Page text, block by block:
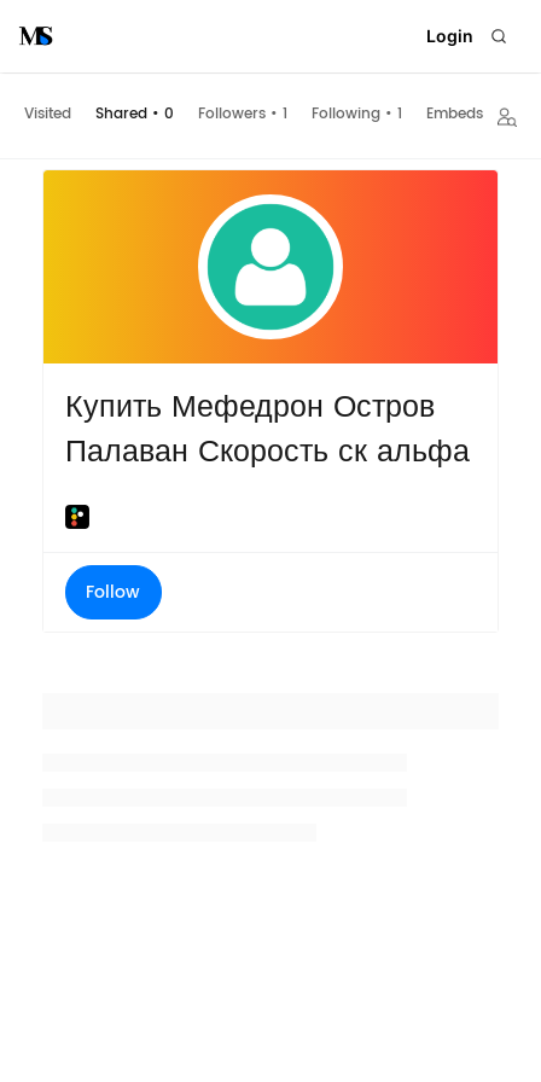
Login
Visited Shared • 0 Followers • 1 Following • 1 Embeds
Купить Мефедрон Остров
Палаван Скорость ск альфа
Follow